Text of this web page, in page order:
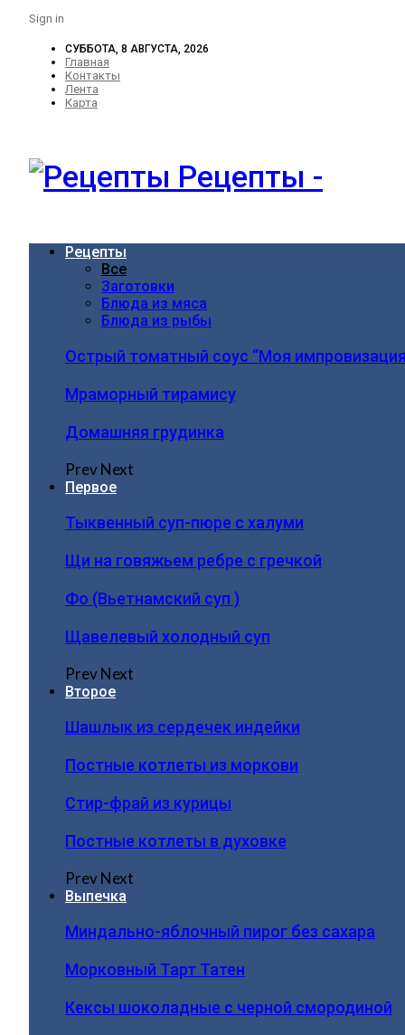
Sign in
СУББОТА, 8 АВГУСТА, 2026
Главная
Контакты
Лента
Карта
Рецепты -
Рецепты
Все
Заготовки
Блюда из мяса
Блюда из рыбы
Острый томатный соус “Моя
Мраморный тирамису
Домашняя грудинка
PrevNext
Первое
Тыквенный суп-пюре с халуми
Щи на говяжьем ребре с гречкой
Фо (Вьетнамский суп )
Щавелевый холодный суп
PrevNext
Второе
Шашлык из сердечек индейки
Постные котлеты из моркови
Стир-фрай из курицы
Постные котлеты в духовке
PrevNext
Выпечка
Миндально-яблочный пирог без сахара
Морковный Тарт Татен
Кексы шоколадные с черной смородиной